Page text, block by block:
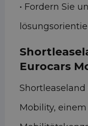
• Fordern Sie
Eurocars
Mobility,